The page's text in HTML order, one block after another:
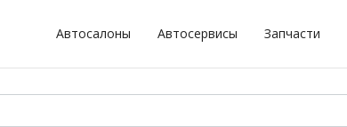
Автосалоны Автосервисы Запчасти